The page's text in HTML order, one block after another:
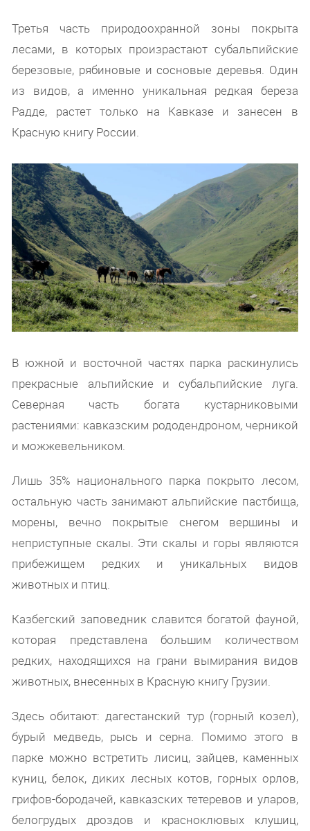
Третья часть природоохранной зоны покрыта
лесами, в которых произрастают субальпийские
березовые, рябиновые и сосновые деревья. Один
из видов, а именно уникальная редкая береза
Радде, растет только на Кавказе и занесен в
Красную книгу России.
В южной и восточной частях парка раскинулись
прекрасные альпийские и субальпийские луга.
Северная часть богата кустарниковыми
растениями: кавказским рододендроном, черникой
и можжевельником.
Лишь 35% национального парка покрыто лесом,
остальную часть занимают альпийские пастбища,
морены, вечно покрытые снегом вершины и
неприступные скалы. Эти скалы и горы являются
прибежищем редких и уникальных видов
животных и птиц.
Казбегский заповедник славится богатой фауной,
которая представлена большим количеством
редких, находящихся на грани вымирания видов
животных, внесенных в Красную книгу Грузии.
Здесь обитают: дагестанский тур (горный козел),
бурый медведь, рысь и серна. Помимо этого в
парке можно встретить лисиц, зайцев, каменных
куниц, белок, диких лесных котов, горных орлов,
грифов-бородачей, кавказских тетеревов и уларов,
белогрудых дроздов и красноклювых клушиц,